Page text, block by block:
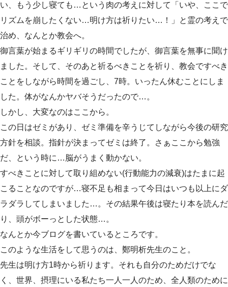
い、もう少し寝ても…という肉の考えに対して「いや、ここで
リズムを崩したくない…明け方は祈りたい…！」と霊の考えで
治め、なんとか教会へ。
御言葉が始まるギリギリの時間でしたが、御言葉を無事に聞け
ました。そして、そのあと祈るべきことを祈り、教会ですべき
ことをしながら時間を過ごし、7時。いったん休むことにしま
した。体がなんかヤバそうだったので…。
しかし、大変なのはここから。
この日はゼミがあり、ゼミ準備を辛うじてしながら今後の研究
方針を相談。指針が決まってゼミは終了。さぁここから勉強
だ、という時に…脳がうまく動かない。
すべきことに対して取り組めない(行動能力の減衰)はたまに起
こることなのですが…寝不足も相まって今日はいつも以上にダ
ラダラしてしまいました…。その結果午後は寝たり本を読んだ
り、頭がボーっとした状態…。
なんとか今ブログを書いているところです。
このような生活をして思うのは、鄭明析先生のこと。
先生は明け方1時から祈ります。それも自分のためだけでな
く、世界、摂理にいる私たち一人一人のため、全人類のために